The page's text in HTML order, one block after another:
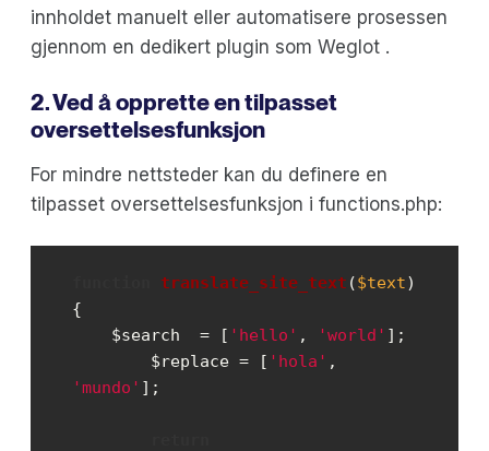
innholdet manuelt eller automatisere prosessen
gjennom en dedikert plugin som Weglot .
2. Ved å opprette en tilpasset
oversettelsesfunksjon
For mindre nettsteder kan du definere en
tilpasset oversettelsesfunksjon i functions.php:
translate_site_text ($text
    $search  = [
'hello' , 'world'
	$replace = [
'hola'
'mundo'